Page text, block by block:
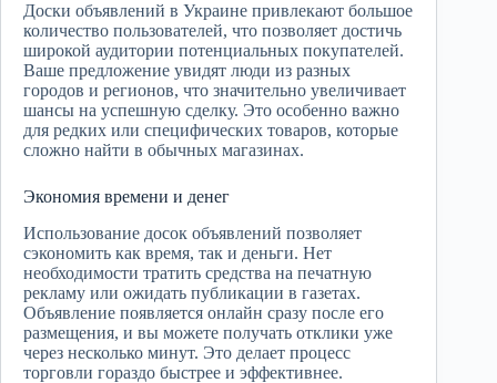
Доски объявлений в Украине привлекают большое
количество пользователей, что позволяет достичь
широкой аудитории потенциальных покупателей.
Ваше предложение увидят люди из разных
городов и регионов, что значительно увеличивает
шансы на успешную сделку. Это особенно важно
для редких или специфических товаров, которые
сложно найти в обычных магазинах.
Экономия времени и денег
Использование досок объявлений позволяет
сэкономить как время, так и деньги. Нет
необходимости тратить средства на печатную
рекламу или ожидать публикации в газетах.
Объявление появляется онлайн сразу после его
размещения, и вы можете получать отклики уже
через несколько минут. Это делает процесс
торговли гораздо быстрее и эффективнее.